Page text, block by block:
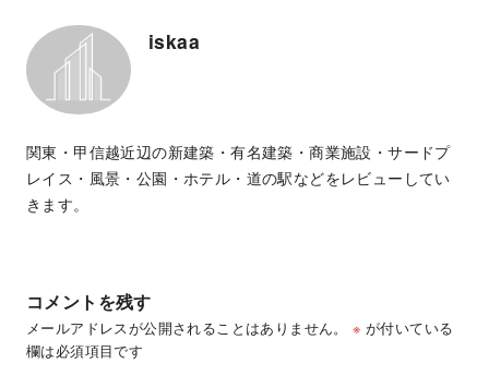
iskaa
関東・甲信越近辺の新建築・有名建築・商業施設・サードプ
レイス・風景・公園・ホテル・道の駅などをレビューしてい
きます。
コメントを残す
メールアドレスが公開されることはありません。 ※ が付いている
欄は必須項目です